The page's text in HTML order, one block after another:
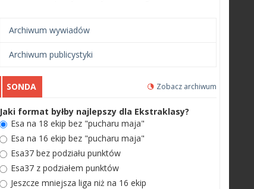
Archiwum wywiadów
Archiwum publicystyki
SONDA Zobacz archiwum
Jaki format byłby najlepszy dla Ekstraklasy?
Esa na 18 ekip bez "pucharu maja"
Esa na 16 ekip bez "pucharu maja"
Esa37 bez podziału punktów
Esa37 z podziałem punktów
Jeszcze mniejsza liga niż na 16 ekip